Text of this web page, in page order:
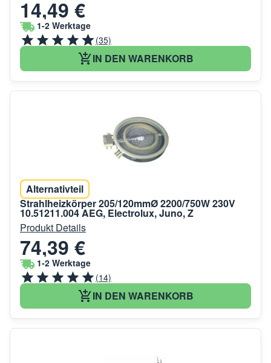
14,49 €
1-2 Werktage
(35)
IN DEN WARENKORB
Alternativteil
Strahlheizkörper 205/120mmØ 2200/750W 230V
10.51211.004 AEG, Electrolux, Juno, Z
Produkt Details
74,39 €
1-2 Werktage
(14)
IN DEN WARENKORB